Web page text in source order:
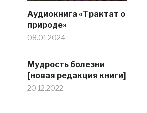
Аудиокнига «Трактат о
природе»
08.01.2024
Мудрость болезни
[новая редакция книги]
20.12.2022